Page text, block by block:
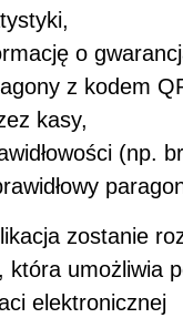
o
z kodem
kasy,
(np.
zostanie
, która umożliwia
elektronicznej